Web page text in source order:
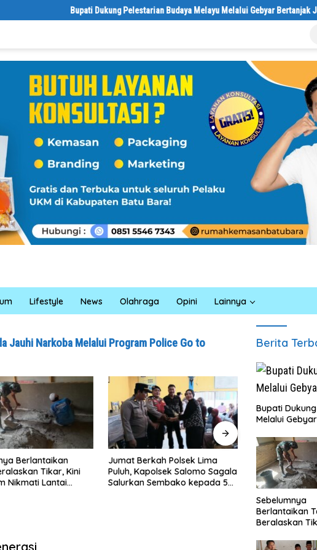
Bupati Dukung Pelestarian Budaya Melayu Melalui Gebyar Bertanjak Jilid 7
Lifestyle News Olahraga Opini Lainnya
Jauhi Narkoba Melalui Program Police Go to
Berlantaikan
Tikar, Kini
Nikmati Lantai
Jumat Berkah Polsek Lima
Puluh, Kapolsek Salomo Sagala
Salurkan Sembako kepada 50
Satresnarkoba
Bara Gelar
Santuni Anak
Berita
Bupati
Melalui
Sebelumnya
Berlantaikan
Beralaskan
Lantai Rumah